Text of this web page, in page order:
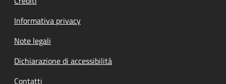
Informativa privacy
Note legali
Dichiarazione di accessibilità
Contatti